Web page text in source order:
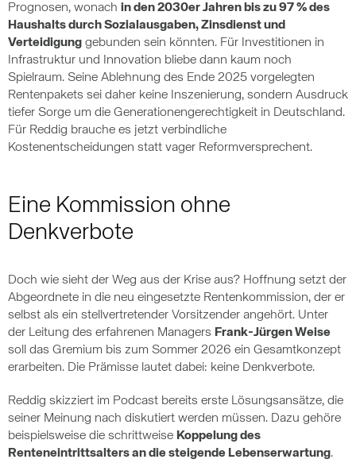
Prognosen, wonach in den 2030er Jahren bis zu 97 % des
Haushalts durch Sozialausgaben, Zinsdienst und
Verteidigung gebunden sein könnten. Für Investitionen in
Infrastruktur und Innovation bliebe dann kaum noch
Spielraum. Seine Ablehnung des Ende 2025 vorgelegten
Rentenpakets sei daher keine Inszenierung, sondern Ausdruck
tiefer Sorge um die Generationengerechtigkeit in Deutschland.
Für Reddig brauche es jetzt verbindliche
Kostenentscheidungen statt vager Reformversprechent.
Eine Kommission ohne
Denkverbote
Doch wie sieht der Weg aus der Krise aus? Hoffnung setzt der
Abgeordnete in die neu eingesetzte Rentenkommission, der er
selbst als ein stellvertretender Vorsitzender angehört. Unter
der Leitung des erfahrenen Managers Frank-Jürgen Weise
soll das Gremium bis zum Sommer 2026 ein Gesamtkonzept
erarbeiten. Die Prämisse lautet dabei: keine Denkverbote.
Reddig skizziert im Podcast bereits erste Lösungsansätze, die
seiner Meinung nach diskutiert werden müssen. Dazu gehöre
beispielsweise die schrittweise Koppelung des
Renteneintrittsalters an die steigende Lebenserwartung.